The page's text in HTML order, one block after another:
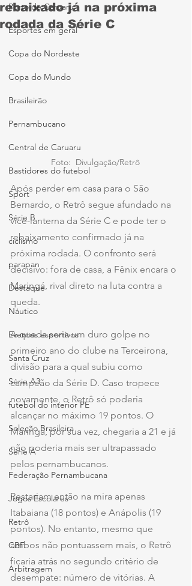
Porto de Caruaru
Esportes em geral
Copa do Nordeste
Copa do Mundo
Brasileirão
Pernambucano
Central de Caruaru
Bastidores do futebol
Sport
Série B
ciclismo
parapan
Destaque
Náutico
Eventos esportivos
Santa Cruz
Série A3
futebol do interior PE
Seleção Brasileira
Série A
Federação Pernambucana
Jogos Escolares
Retrô
CBF
Arbitragem
rebaixado já na próxima
rodada da Série C
Foto:  Divulgação/Retrô
Após perder em casa para o São
Bernardo, o Retrô segue afundado na
vice-lanterna da Série C e pode ter o
rebaixamento confirmado já na
próxima rodada. O confronto será
decisivo: fora de casa, a Fênix encara o
Maringá, rival direto na luta contra a
queda.
A queda seria um duro golpe no
primeiro ano do clube na Terceirona,
divisão para a qual subiu como
campeão da Série D. Caso tropece
novamente, o Retrô só poderia
alcançar no máximo 19 pontos. O
Maringá, por sua vez, chegaria a 21 e já
não poderia mais ser ultrapassado
pelos pernambucanos.
Restariam então na mira apenas
Itabaiana (18 pontos) e Anápolis (19
pontos). No entanto, mesmo que
ambos não pontuassem mais, o Retrô
ficaria atrás no segundo critério de
desempate: número de vitórias. A